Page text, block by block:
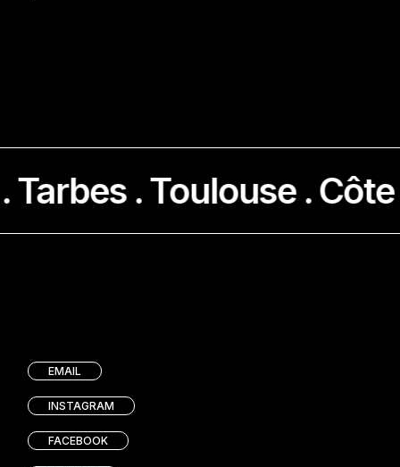
. Toulouse . Côte
EMAIL
INSTAGRAM
FACEBOOK